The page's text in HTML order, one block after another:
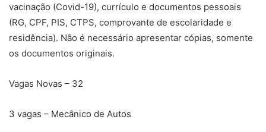
vacinação (Covid-19), currículo e documentos pessoais
(RG, CPF, PIS, CTPS, comprovante de escolaridade e
residência). Não é necessário apresentar cópias, somente
os documentos originais.
Vagas Novas – 32
3 vagas – Mecânico de Autos